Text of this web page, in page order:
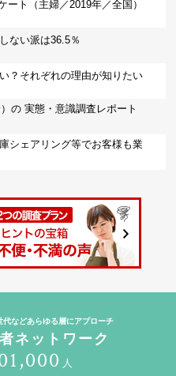
ート（主婦／2019年／全国）
ない派は36.5％
？それぞれの理由が知りたい
の 実態・意識調査レポート
シェアリング等でお客様も業
などあらゆる層にアプローチ
ネットワーク
人